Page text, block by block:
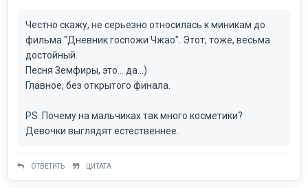
Честно скажу, не серьезно относилась к миникам до
фильма "Дневник госпожи Чжао". Этот, тоже, весьма
достойный.
Песня Земфиры, это... да...)
Главное, без открытого финала.
PS: Почему на мальчиках так много косметики?
Девочки выглядят естественнее.
ОТВЕТИТЬ ЦИТАТА